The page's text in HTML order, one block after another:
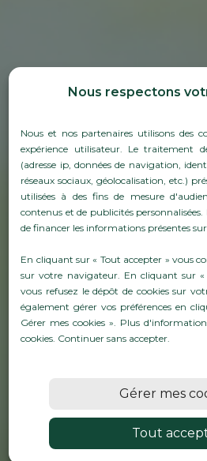
DES
SECTEUR
Nous respectons
Nous et nos partenaires utilisons des
expérience utilisateur. Le traitement
(adresse ip, données de navigation,
réseaux sociaux, géolocalisation, etc.)
utilisées à des fins de mesure
contenus et de publicités
de financer les informations présentes
En cliquant sur « Tout accepter » vous
sur votre navigateur. En cliquant sur «
vous refusez le dépôt de cookies sur
également gérer vos préférences en
Gérer mes cookies ». Plus
cookies. Continuer sans accepter.
Gérer mes
Tout